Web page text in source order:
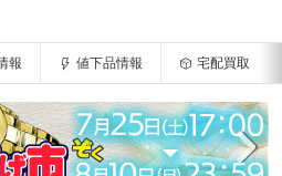
報 値下品情報 宅配買取